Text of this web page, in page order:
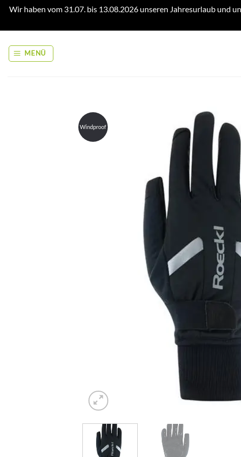
Wir haben vom 31.07. bis 13.08.2026 unseren Jahresurlaub und
Inhalt
springen
MENÜ
Windproof